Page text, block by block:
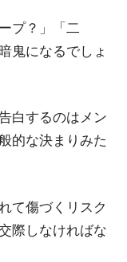
プ？」「二
鬼になるでしょ
白するのはメン
的な決まりみた
て傷づくリスク
際しなければな